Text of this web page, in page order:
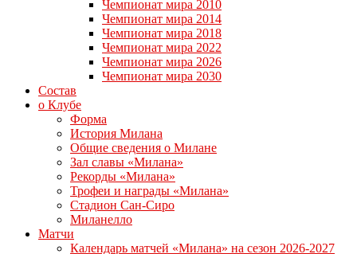
Чемпионат мира 2010
Чемпионат мира 2014
Чемпионат мира 2018
Чемпионат мира 2022
Чемпионат мира 2026
Чемпионат мира 2030
Состав
о Клубе
Форма
История Милана
Общие сведения о Милане
Зал славы «Милана»
Рекорды «Милана»
Трофеи и награды «Милана»
Стадион Сан-Сиро
Миланелло
Матчи
Календарь матчей «Милана» на сезон 2026-2027